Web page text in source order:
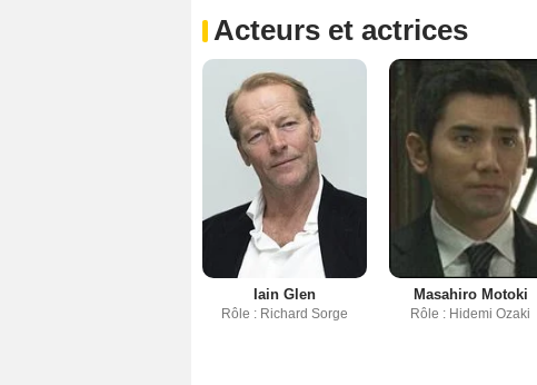
Acteurs et actrices
Iain Glen
Rôle : Richard Sorge
Masahiro Motoki
Rôle : Hidemi Ozaki